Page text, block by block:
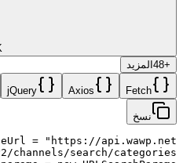
+
48المزيد
Fetch
Axios
jQuery
نسخ
= "https://api.wawp.net"
channels/search/categories"